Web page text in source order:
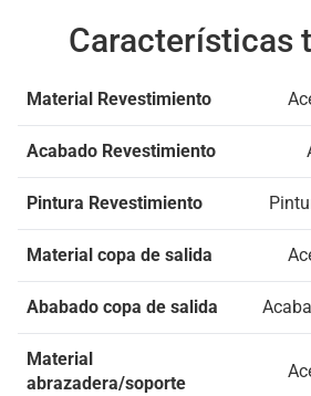
Características
Material Revestimiento
Acabado Revestimiento
Pintura Revestimiento
Material copa de salida
Ababado copa de salida
Material
abrazadera/soporte